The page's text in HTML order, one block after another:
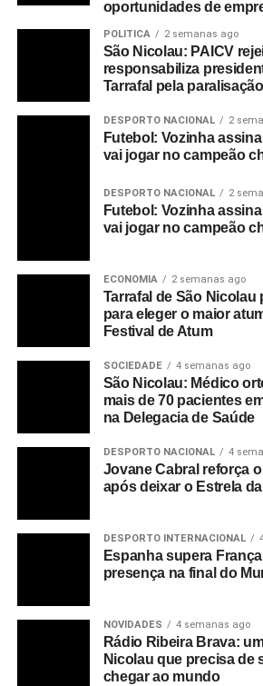
Comarcas da Praia, São Vicente, Sal
como os tribunais de relação de
Sotavento, que ainda constituem
“O certo é que nós temos esses
identificados e o diagnóstico está
estamos focados em superar esses
vão surgindo a bem da justiça cabo-
toda a cabo-verdianidade”,
ilha de São Nicolau dos membros
nomeadamente a Conselheira Zaida
Desembargadora Samyra Soares e
bem como pelo secretário do CSMJ,
pela gestora do Cofre dos Tribunais e
Público, Mirizaida dos Santos.
Balai/ Inforpress
RELATED TOPICS:
São Nicolau: Agricultores de
preocupados com assaltos e
disponibilidade de água
São Nicolau: Ficase entrega
cozinheiras dos municípios da
oportunidades de
POLITICA 2 semanas ago
São Nicolau: PAICV
responsabiliza
Tarrafal pela
DESPORTO NACIONAL 2
Futebol: Vozinha
vai jogar no campeão
DESPORTO NACIONAL 2
Futebol: Vozinha
vai jogar no campeão
ECONOMIA 2 semanas ago
Tarrafal de São
para eleger o maior
Festival de Atum
SOCIEDADE 4 semanas ago
São Nicolau: Médico
mais de 70 pacientes
na Delegacia de Saúde
DESPORTO NACIONAL 4
Jovane Cabral reforça
após deixar o Estrela
DESPORTO INTERNACIONAL
Espanha supera
presença na final do
NOVIDADES 4 semanas ago
Rádio Ribeira Brava:
Nicolau que precisa de
chegar ao mundo